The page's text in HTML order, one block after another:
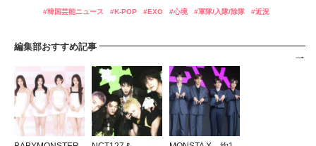
韓国芸能ニュース K-POP EXO 心境 軍隊/入隊/除隊 近況
編集部おすすめ記事